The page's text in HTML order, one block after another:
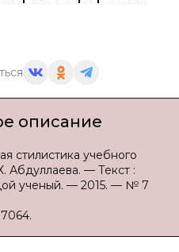
описание
стилистика учебного
Абдуллаева. — Текст :
ученый. — 2015. — № 7